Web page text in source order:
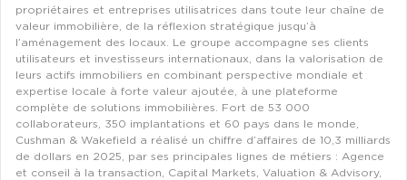
propriétaires et entreprises utilisatrices dans toute leur chaîne de
valeur immobilière, de la réflexion stratégique jusqu’à
l’aménagement des locaux. Le groupe accompagne ses clients
utilisateurs et investisseurs internationaux, dans la valorisation de
leurs actifs immobiliers en combinant perspective mondiale et
expertise locale à forte valeur ajoutée, à une plateforme
complète de solutions immobilières. Fort de 53 000
collaborateurs, 350 implantations et 60 pays dans le monde,
Cushman & Wakefield a réalisé un chiffre d’affaires de 10,3 milliards
de dollars en 2025, par ses principales lignes de métiers : Agence
et conseil à la transaction, Capital Markets, Valuation & Advisory,